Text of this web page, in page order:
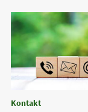
Kontakt